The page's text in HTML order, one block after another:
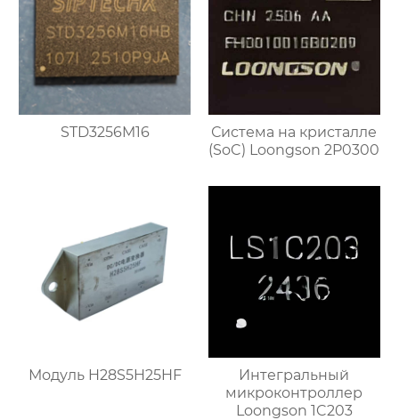
STD3256M16
Система на кристалле
(SoC) Loongson 2P0300
Модуль H28S5H25HF
Интегральный
микроконтроллер
Loongson 1C203